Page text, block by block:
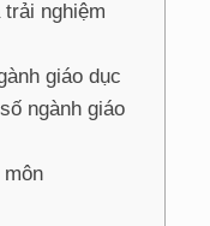
nghiệm
giáo dục
ngành giáo